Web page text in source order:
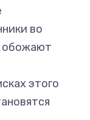
во
обожают
этого